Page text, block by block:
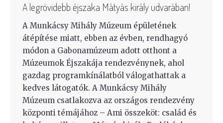
A legrövidebb éjszaka Mátyás király udvarában!
A Munkácsy Mihály Múzeum épületének
átépítése miatt, ebben az évben, rendhagyó
módon a Gabonamúzeum adott otthont a
Múzeumok Éjszakája rendezvénynek, ahol
gazdag programkínálatból válogathattak a
kedves látogatók. A Munkácsy Mihály
Múzeum csatlakozva az országos rendezvény
központi témájához – Ami összeköt: család és